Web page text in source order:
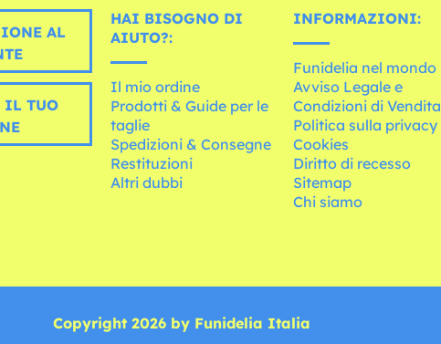
AL
TUO
HAI BISOGNO DI
AIUTO?:
Il mio ordine
Prodotti & Guide per le
taglie
Spedizioni & Consegne
Restituzioni
Altri dubbi
INFORMAZIONI:
Funidelia nel mondo
Avviso Legale e
Condizioni di Vendita
Politica sulla privacy
Cookies
Diritto di recesso
Sitemap
Chi siamo
Copyright 2026 by Funidelia Italia